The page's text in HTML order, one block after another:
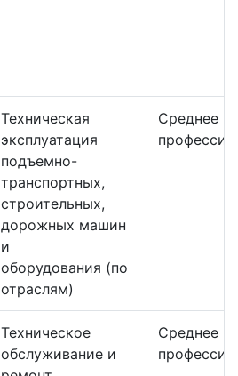
Техническая
эксплуатация
подъемно-
транспортных,
строительных,
дорожных машин
и
оборудования (по
отраслям)
Среднее
Техническое
обслуживание и
Среднее